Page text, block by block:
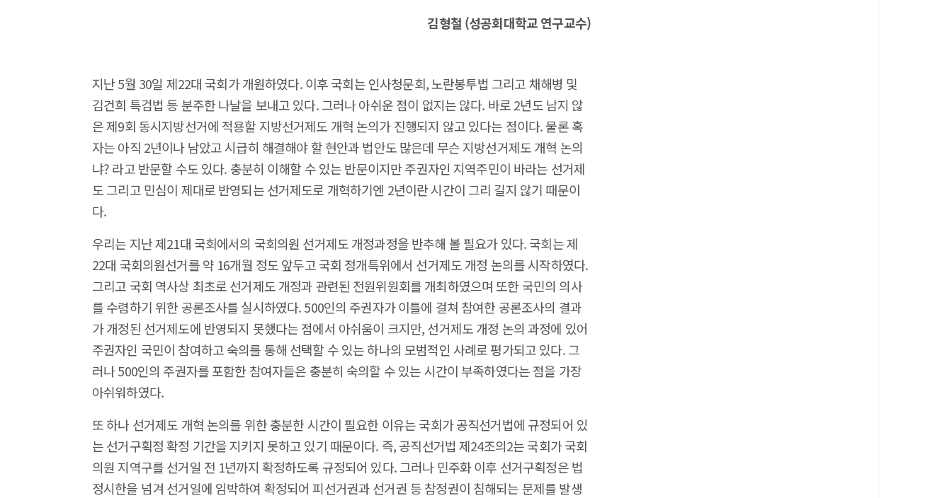
김형철 (성공회대학교 연구교수)
지난 5월 30일 제22대 국회가 개원하였다. 이후 국회는 인사청문회, 노란봉투법 그리고 채해병 및
김건희 특검법 등 분주한 나날을 보내고 있다. 그러나 아쉬운 점이 없지는 않다. 바로 2년도 남지 않
은 제9회 동시지방선거에 적용할 지방선거제도 개혁 논의가 진행되지 않고 있다는 점이다. 물론 혹
자는 아직 2년이나 남았고 시급히 해결해야 할 현안과 법안도 많은데 무슨 지방선거제도 개혁 논의
냐? 라고 반문할 수도 있다. 충분히 이해할 수 있는 반문이지만 주권자인 지역주민이 바라는 선거제
도 그리고 민심이 제대로 반영되는 선거제도로 개혁하기엔 2년이란 시간이 그리 길지 않기 때문이
다.
우리는 지난 제21대 국회에서의 국회의원 선거제도 개정과정을 반추해 볼 필요가 있다. 국회는 제
22대 국회의원선거를 약 16개월 정도 앞두고 국회 정개특위에서 선거제도 개정 논의를 시작하였다.
그리고 국회 역사상 최초로 선거제도 개정과 관련된 전원위원회를 개최하였으며 또한 국민의 의사
를 수렴하기 위한 공론조사를 실시하였다. 500인의 주권자가 이틀에 걸쳐 참여한 공론조사의 결과
가 개정된 선거제도에 반영되지 못했다는 점에서 아쉬움이 크지만, 선거제도 개정 논의 과정에 있어
주권자인 국민이 참여하고 숙의를 통해 선택할 수 있는 하나의 모범적인 사례로 평가되고 있다. 그
러나 500인의 주권자를 포함한 참여자들은 충분히 숙의할 수 있는 시간이 부족하였다는 점을 가장
아쉬워하였다.
또 하나 선거제도 개혁 논의를 위한 충분한 시간이 필요한 이유는 국회가 공직선거법에 규정되어 있
는 선거구획정 확정 기간을 지키지 못하고 있기 때문이다. 즉, 공직선거법 제24조의2는 국회가 국회
의원 지역구를 선거일 전 1년까지 확정하도록 규정되어 있다. 그러나 민주화 이후 선거구획정은 법
정시한을 넘겨 선거일에 임박하여 확정되어 피선거권과 선거권 등 참정권이 침해되는 문제를 발생